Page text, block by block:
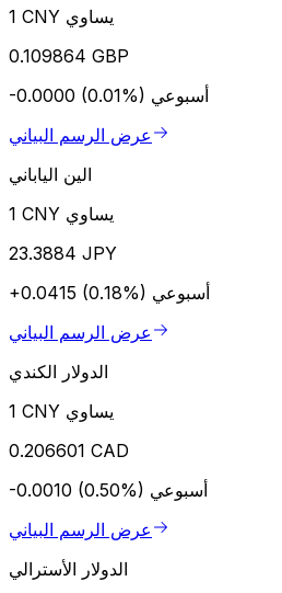
1 CNY يساوي
0.109864 GBP
-0.0000 (0.01%) أسبوعي
عرض الرسم البياني
الين الياباني
1 CNY يساوي
23.3884 JPY
+0.0415 (0.18%) أسبوعي
عرض الرسم البياني
الدولار الكندي
1 CNY يساوي
0.206601 CAD
-0.0010 (0.50%) أسبوعي
عرض الرسم البياني
الدولار الأسترالي